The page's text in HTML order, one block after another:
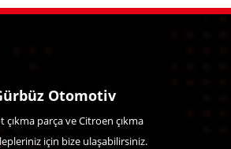
Otomotiv
çıkma parça ve Citroen çıkma
için bize ulaşabilirsiniz.